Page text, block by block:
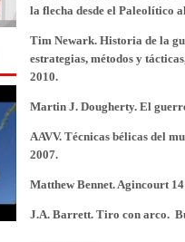
la flecha desde el Paleolítico
Tim Newark. Historia de la
estrategias, métodos y
2010.
Martin J. Dougherty. El
AAVV. Técnicas bélicas del
2007.
Matthew Bennet. Agincourt
J.A. Barrett. Tiro con arco.